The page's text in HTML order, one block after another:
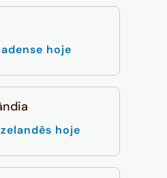
hoje
hoje